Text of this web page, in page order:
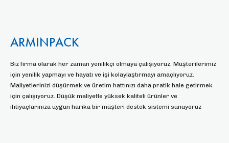
ARMINPACK
Biz firma olarak her zaman yenilikçi olmaya çalışıyoruz. Müşterilerimiz
için yenilik yapmayı ve hayatı ve işi kolaylaştırmayı amaçlıyoruz.
Maliyetlerinizi düşürmek ve üretim hattınızı daha pratik hale getirmek
için çalışıyoruz. Düşük maliyetle yüksek kaliteli ürünler ve
ihtiyaçlarınıza uygun harika bir müşteri destek sistemi sunuyoruz